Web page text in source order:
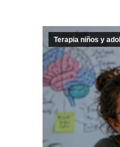
Terapia niños y